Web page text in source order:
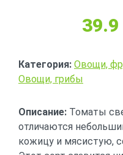
39.9
Категория: Овощи,
Овощи, грибы
Описание: Томаты
отличаются
кожицу и мясистую,